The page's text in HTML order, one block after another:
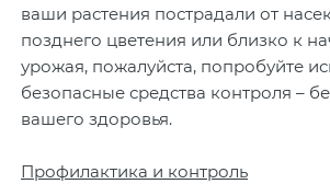
ваши растения пострадали от
позднего цветения или близко к
урожая, пожалуйста, попробуйте
безопасные средства контроля –
вашего здоровья.
Профилактика и контроль